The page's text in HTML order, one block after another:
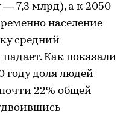
— 7,3 млрд), а к 2050
население
средний
Как показали
году доля людей
22% общей